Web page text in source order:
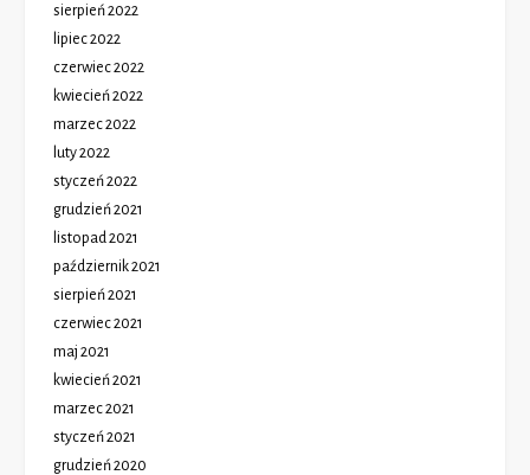
sierpień 2022
lipiec 2022
czerwiec 2022
kwiecień 2022
marzec 2022
luty 2022
styczeń 2022
grudzień 2021
listopad 2021
październik 2021
sierpień 2021
czerwiec 2021
maj 2021
kwiecień 2021
marzec 2021
styczeń 2021
grudzień 2020